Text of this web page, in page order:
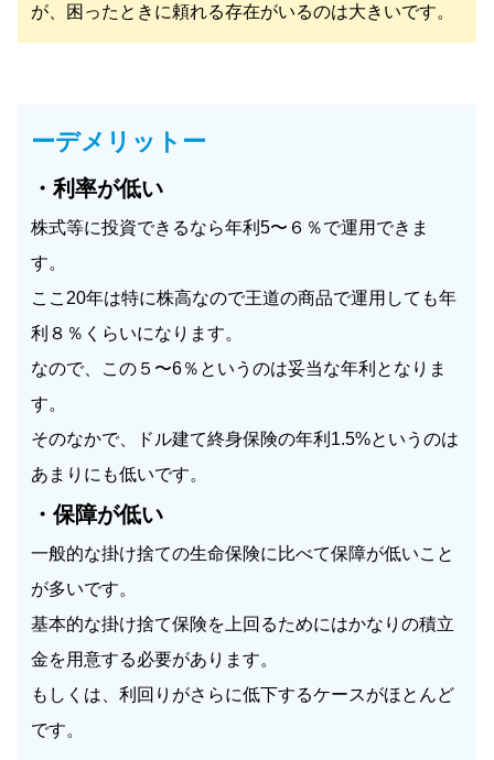
が、困ったときに頼れる存在がいるのは大きいです。
ーデメリットー
・利率が低い
株式等に投資できるなら年利5〜６％で運用できま
す。
ここ20年は特に株高なので王道の商品で運用しても年
利８％くらいになります。
なので、この５〜6％というのは妥当な年利となりま
す。
そのなかで、ドル建て終身保険の年利1.5%というのは
あまりにも低いです。
・保障が低い
一般的な掛け捨ての生命保険に比べて保障が低いこと
が多いです。
基本的な掛け捨て保険を上回るためにはかなりの積立
金を用意する必要があります。
もしくは、利回りがさらに低下するケースがほとんど
です。